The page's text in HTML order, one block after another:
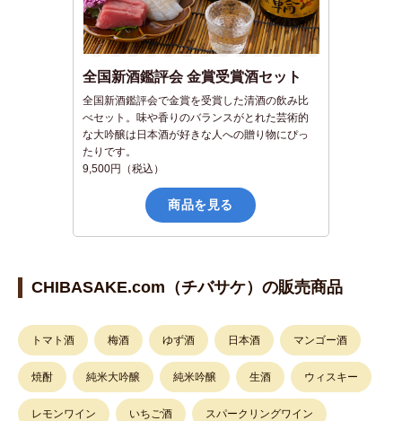
全国新酒鑑評会 金賞受賞酒セット
全国新酒鑑評会で金賞を受賞した清酒の飲み比
べセット。味や香りのバランスがとれた芸術的
な大吟醸は日本酒が好きな人への贈り物にぴっ
たりです。
9,500円（税込）
商品を見る
CHIBASAKE.com（チバサケ）の販売商品
トマト酒 梅酒 ゆず酒 日本酒 マンゴー酒
焼酎 純米大吟醸 純米吟醸 生酒 ウィスキー
レモンワイン いちご酒 スパークリングワイン